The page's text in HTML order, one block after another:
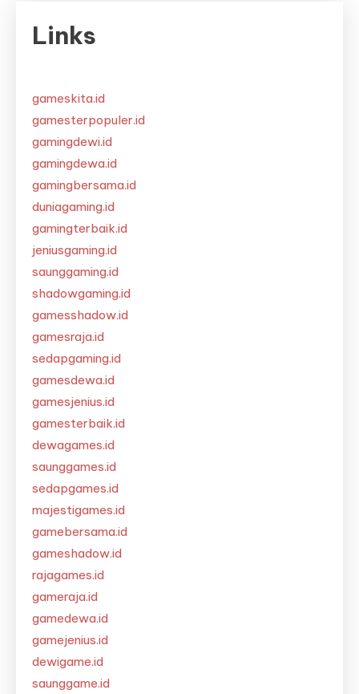
Links
gameskita.id
gamesterpopuler.id
gamingdewi.id
gamingdewa.id
gamingbersama.id
duniagaming.id
gamingterbaik.id
jeniusgaming.id
saunggaming.id
shadowgaming.id
gamesshadow.id
gamesraja.id
sedapgaming.id
gamesdewa.id
gamesjenius.id
gamesterbaik.id
dewagames.id
saunggames.id
sedapgames.id
majestigames.id
gamebersama.id
gameshadow.id
rajagames.id
gameraja.id
gamedewa.id
gamejenius.id
dewigame.id
saunggame.id